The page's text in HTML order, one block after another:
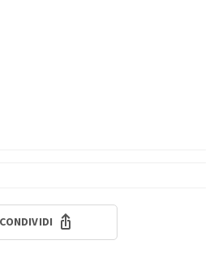
CONDIVIDI